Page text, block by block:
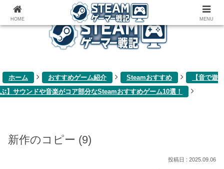
ゲーム関連雑記ブログ
ホーム おすすめゲーム紹介 Steamおすすめ
【音で遊
ぶ】サウンドや音楽がコア部分なSteamおすすめゲーム10選！
新作のコピー (9)
2025.09.06
HOME MENU